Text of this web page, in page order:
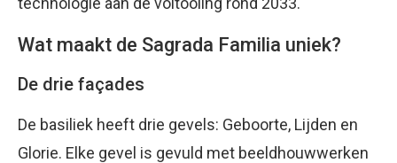
Wat maakt de Sagrada Familia uniek?
De drie façades
De basiliek heeft drie gevels: Geboorte, Lijden en
Glorie. Elke gevel is gevuld met beeldhouwwerken